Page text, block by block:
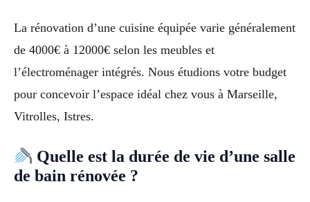
La rénovation d’une cuisine équipée varie généralement
de 4000€ à 12000€ selon les meubles et
l’électroménager intégrés. Nous étudions votre budget
pour concevoir l’espace idéal chez vous à Marseille,
Vitrolles, Istres.
Quelle est la durée de vie d’une salle
de bain rénovée ?